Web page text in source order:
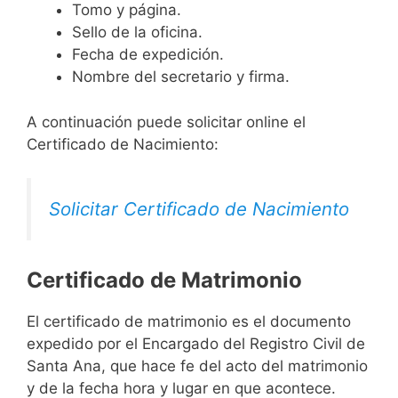
Tomo y página.
Sello de la oficina.
Fecha de expedición.
Nombre del secretario y firma.
A continuación puede solicitar online el
Certificado de Nacimiento:
Solicitar Certificado de Nacimiento
Certificado de Matrimonio
El certificado de matrimonio es el documento
expedido por el Encargado del Registro Civil de
Santa Ana, que hace fe del acto del matrimonio
y de la fecha hora y lugar en que acontece.